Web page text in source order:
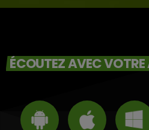
ÉCOUTEZ AVEC VOTRE